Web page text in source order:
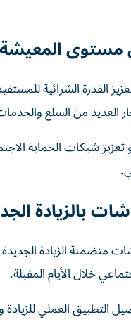
القدرة الشرائية
العديد من السلع
شبكات الحماية
بالزيادة
خلال الأيام المقبلة.
العملي